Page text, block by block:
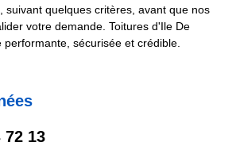
suivant quelques critères, avant que nos
votre demande. Toitures d'Ile De
sécurisée et crédible.
72 13